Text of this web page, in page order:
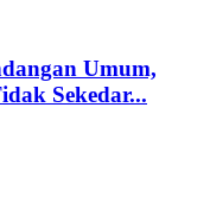
Umum,
Sekedar...